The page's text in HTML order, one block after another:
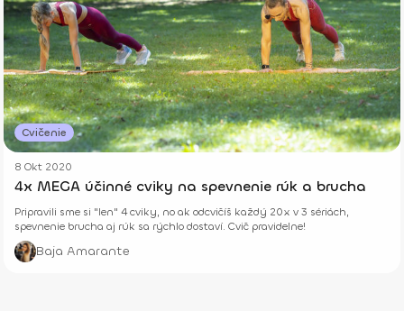
Cvičenie
8 Okt 2020
4x MEGA účinné cviky na spevnenie rúk a brucha
Pripravili sme si "len" 4 cviky, no ak odcvičíš každý 20x v 3 sériách,
spevnenie brucha aj rúk sa rýchlo dostaví. Cvič pravidelne!
Baja Amarante